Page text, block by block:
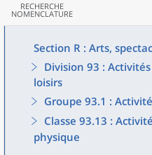
RECHERCHE
NOMENCLATURE
Section R : Arts,
Division 93 :
loisirs
Groupe 93.1 :
Classe 93.13 :
physique